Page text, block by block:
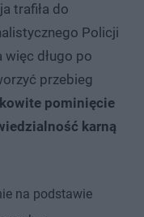
trafiła do
Policji
długo po
przebieg
pominięcie
karną
na podstawie